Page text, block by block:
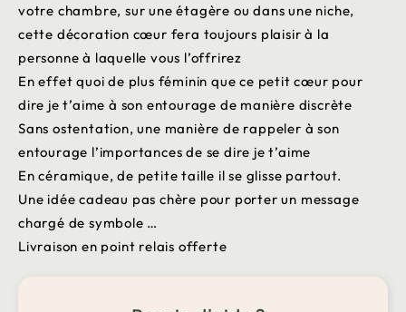
votre chambre, sur une étagère ou dans une niche,
cette décoration cœur fera toujours plaisir à la
personne à laquelle vous l’offrirez
En effet quoi de plus féminin que ce petit cœur pour
dire je t’aime à son entourage de manière discrète
Sans ostentation, une manière de rappeler à son
entourage l’importances de se dire je t’aime
En céramique, de petite taille il se glisse partout.
Une idée cadeau pas chère pour porter un message
chargé de symbole …
Livraison en point relais offerte